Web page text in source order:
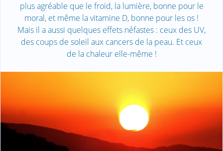
plus agréable que le froid, la lumière, bonne pour le
moral, et même la vitamine D, bonne pour les os !
Mais il a aussi quelques effets néfastes : ceux des UV,
des coups de soleil aux cancers de la peau. Et ceux
de la chaleur elle-même !